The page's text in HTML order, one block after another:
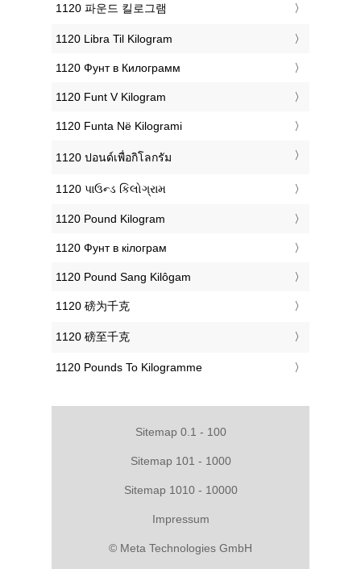
‎1120 파운드 킬로그램
‎1120 Libra Til Kilogram
‎1120 Фунт в Килограмм
‎1120 Funt V Kilogram
‎1120 Funta Në Kilogrami
‎1120 ปอนด์เพื่อกิโลกรัม
‎1120 પાઉન્ડ કિલોગ્રામ
‎1120 Pound Kilogram
‎1120 Фунт в кілограм
‎1120 Pound Sang Kilôgam
‎1120 磅为千克
‎1120 磅至千克
‎1120 Pounds To Kilogramme
Sitemap 0.1 - 100
Sitemap 101 - 1000
Sitemap 1010 - 10000
Impressum
© Meta Technologies GmbH